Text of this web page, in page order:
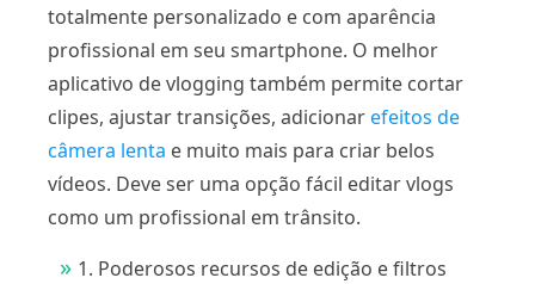
totalmente personalizado e com aparência
profissional em seu smartphone. O melhor
aplicativo de vlogging também permite cortar
clipes, ajustar transições, adicionarefeitos de
câmera lenta e muito mais para criar belos
vídeos. Deve ser uma opção fácil editar vlogs
como um profissional em trânsito.
1. Poderosos recursos de edição e filtros